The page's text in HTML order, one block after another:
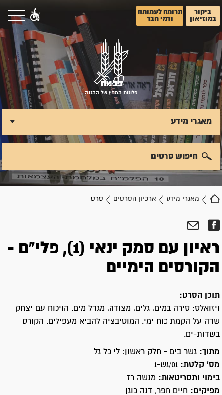
ביקור
במוזיאון
תרומה לעמותה
ודמי חבר
פלוגות המחץ של ההגנה
מאגרי מידע ארכיון הסרטים סרט
מאגרי מידע
חיפוש סרטים
ראיון עם סמק ינאי (1), פלי"ם -
הקורסים הימיים
תוכן הסרט:
ויזואלס: סירה במים, גלים, מצודה, מגדל מים. הויכוח עם יצחק
שדה על הקמת כוח ימי. המוטיבציה להביא מעפילים. הקורס
בשדות-ים.
מתוך: גשר בים - חלק ראשון: לי כל גל
מס' קלטת:
בימוי ותסריטאות: מנשה רז
מפיקים: חיים חפר, דנה כוגן